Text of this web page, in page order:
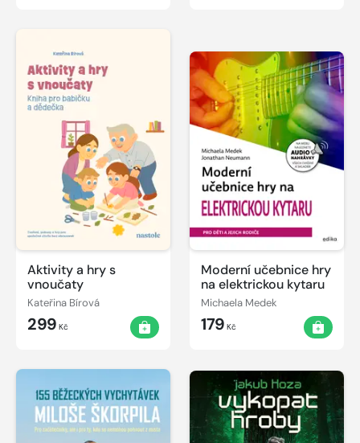
Aktivity a hry s
vnoučaty
Kateřina Bírová
299 Kč
Moderní učebnice hry
na elektrickou kytaru
Michaela Medek
179 Kč